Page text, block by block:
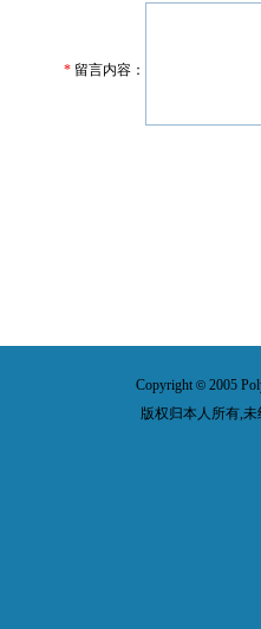
* 留言内容：
Copyright© 2005
版权归本人所有,